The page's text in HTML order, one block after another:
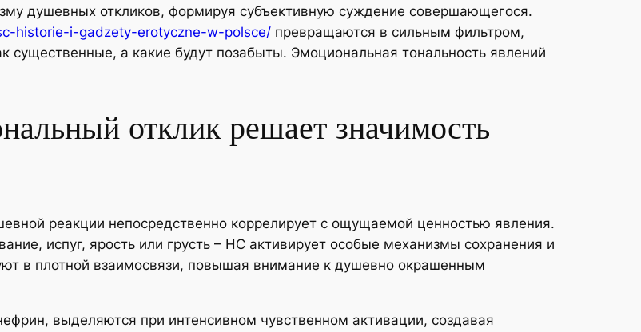
душевных откликов, формируя субъективную суждение совершающегося.
historie-i-gadzety-erotyczne-w-polsce/ превращаются в сильным фильтром,
существенные, а какие будут позабыты. Эмоциональная тональность явлений
отклик решает значимость
реакции непосредственно коррелирует с ощущаемой ценностью явления.
испуг, ярость или грусть – НС активирует особые механизмы сохранения и
в плотной взаимосвязи, повышая внимание к душевно окрашенным
выделяются при интенсивном чувственном активации, создавая